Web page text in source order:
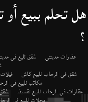
هل تحلم ببيع أو
؟
عقارات مدينتي شقق لليع في
شقق في الرحاب للبيع كاش
مكاتب للبيع في
عقارات في الرحاب للبيع تقسيط